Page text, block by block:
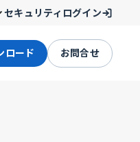
セキュリティ ログイン
ロード お問合せ